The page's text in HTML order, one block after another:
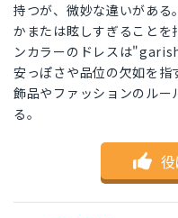
持つが、微妙な違いがあ
かまたは眩しすぎることを
ンカラーのドレスは
安っぽさや品位の欠如を
飾品やファッションのル
る。